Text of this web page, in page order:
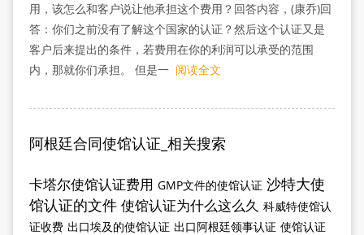
用，该怎么和客户说让他承担这个费用？回答内容，(康乔)回
答：你们之前没有了解这个国家的认证？然后这个认证又是
客户后来提出的条件，若费用在你的利润可以承受的范围
内，那就你们承担。 但是一 阅读全文
阿根廷合同使馆认证_相关搜索
卡塔尔使馆认证费用 GMP文件的使馆认证 沙特大使
馆认证的文件 使馆认证为什么这么久 科威特使馆认
证收费 出口埃及的使馆认证 出口阿根廷领事认证 使馆认证